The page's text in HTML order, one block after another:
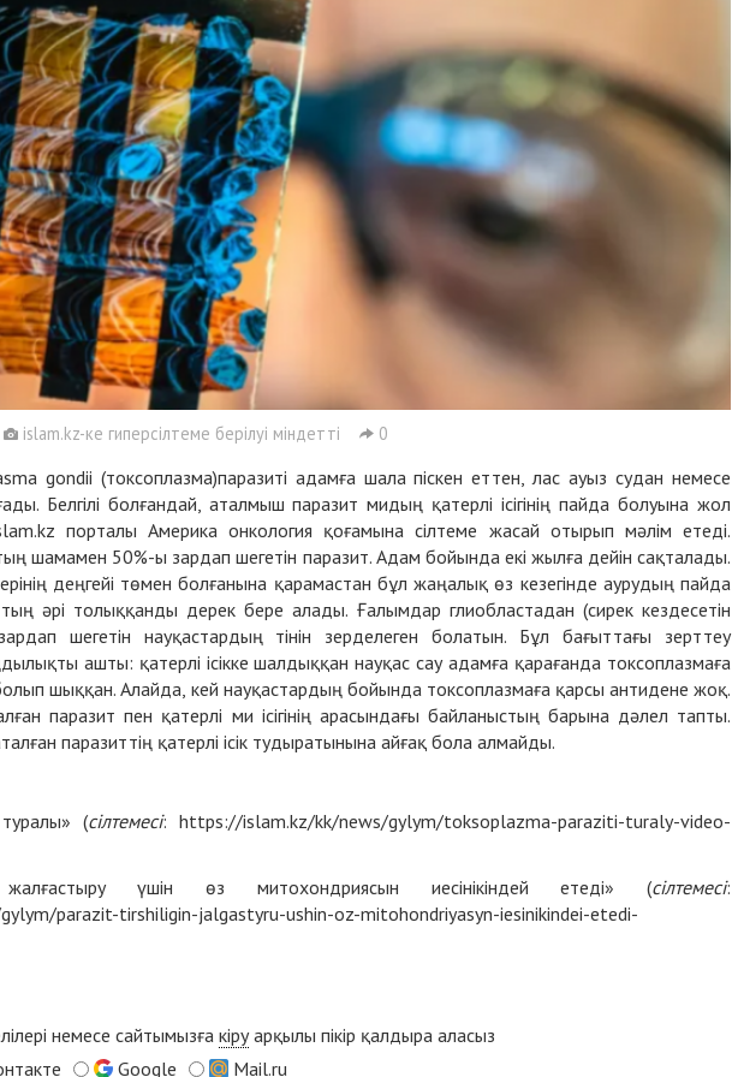
islam.kz-ке гиперсілтеме берілуі міндетті 0
gondii (токсоплазма)паразиті адамға шала піскен еттен, лас ауыз судан немесе
Белгілі болғандай, аталмыш паразит мидың қатерлі ісігінің пайда болуына жол
порталы Америка онкология қоғамына сілтеме жасай отырып мәлім етеді.
шамамен 50%-ы зардап шегетін паразит. Адам бойында екі жылға дейін сақталады.
деңгейі төмен болғанына қарамастан бұл жаңалық өз кезегінде аурудың пайда
әрі толыққанды дерек бере алады. Ғалымдар глиобластадан (сирек кездесетін
шегетін науқастардың тінін зерделеген болатын. Бұл бағыттағы зерттеу
ашты: қатерлі ісікке шалдыққан науқас сау адамға қарағанда токсоплазмаға
шыққан. Алайда, кей науқастардың бойында токсоплазмаға қарсы антидене жоқ.
паразит пен қатерлі ми ісігінің арасындағы байланыстың барына дәлел тапты.
паразиттің қатерлі ісік тудыратынына айғақ бола алмайды.
(сілтемесі: https://islam.kz/kk/news/gylym/toksoplazma-paraziti-turaly-video-
жалғастыру үшін өз митохондриясын иесінікіндей етеді» (сілтемесі:
parazit-tirshiligin-jalgastyru-ushin-oz-mitohondriyasyn-iesinikindei-etedi-
немесе сайтымызға кіруарқылы пікір қалдыра аласыз
Google Mail.ru